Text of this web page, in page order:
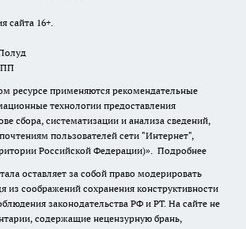
сайта 16+.
ПП
ресурсе применяются рекомендательные
технологии предоставления
сбора, систематизации и анализа сведений,
пользователей сети "Интернет",
Российской Федерации)». Подробнее
оставляет за собой право модерировать
из соображений сохранения конструктивности
законодательства РФ и РТ. На сайте не
содержащие нецензурную брань,